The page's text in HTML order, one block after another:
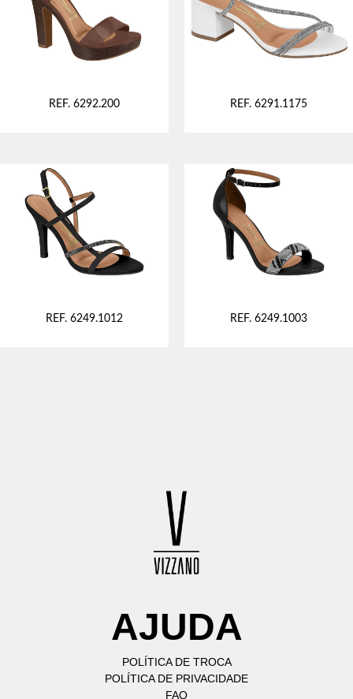
REF. 6292.200 REF. 6291.1175
REF. 6249.1012 REF. 6249.1003
AJUDA
POLÍTICA DE TROCA
POLÍTICA DE PRIVACIDADE
FAQ